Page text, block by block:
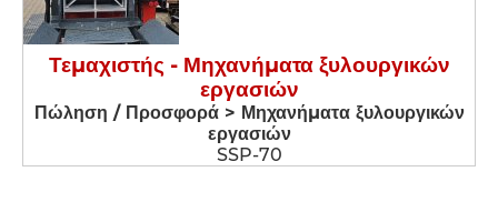
Τεμαχιστής - Μηχανήματα ξυλουργικών
εργασιών
Πώληση / Προσφορά > Μηχανήματα ξυλουργικών
εργασιών
SSP-70